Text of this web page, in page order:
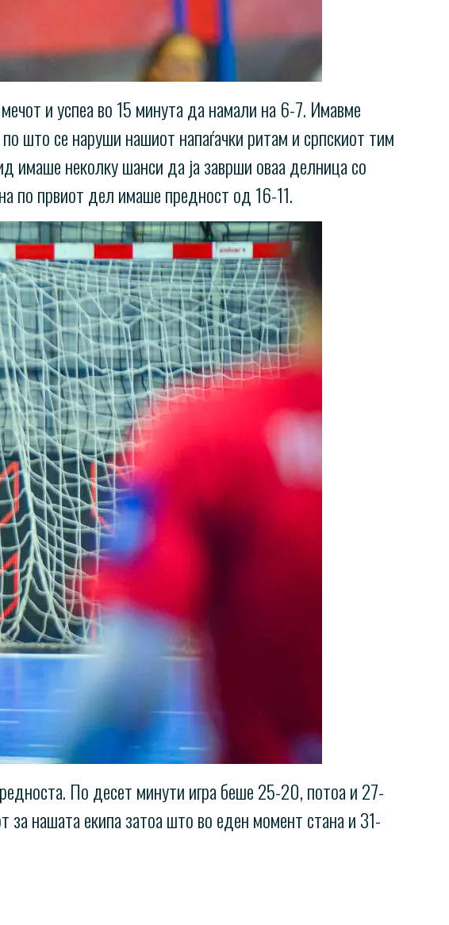
и успеа во 15 минута да намали на 6-7. Имавме
што се наруши нашиот напаѓачки ритам и српскиот тим
имаше неколку шанси да ја заврши оваа делница со
по првиот дел имаше предност од 16-11.
По десет минути игра беше 25-20, потоа и 27-
нашата екипа затоа што во еден момент стана и 31-